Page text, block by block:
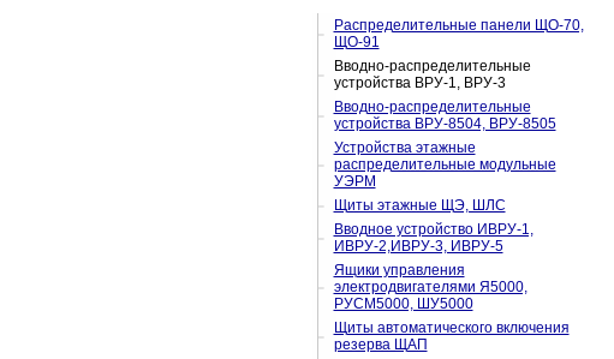
Распределительные панели ЩО-70,
ЩО-91
Вводно-распределительные
устройства ВРУ-1, ВРУ-3
Вводно-распределительные
устройства ВРУ-8504, ВРУ-8505
Устройства этажные
распределительные модульные
УЭРМ
Щиты этажные ЩЭ, ШЛС
Вводное устройство ИВРУ-1,
ИВРУ-2,ИВРУ-3, ИВРУ-5
Ящики управления
электродвигателями Я5000,
РУСМ5000, ШУ5000
Щиты автоматического включения
резерва ЩАП